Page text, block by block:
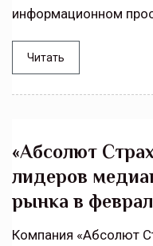
информационном
Читать
«Абсолют
лидеров
рынка в
Компания «Абсолют